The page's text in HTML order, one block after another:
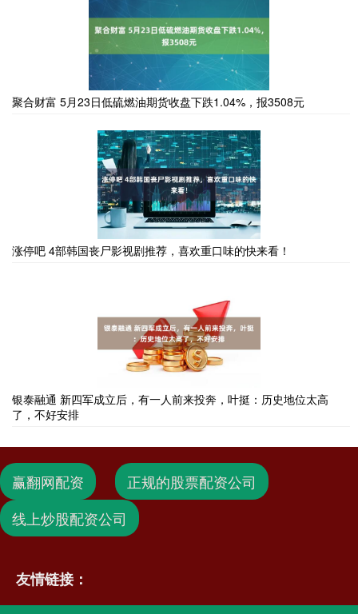
聚合财富 5月23日低硫燃油期货收盘下跌1.04%，报3508元
涨停吧 4部韩国丧尸影视剧推荐，喜欢重口味的快来看！
银泰融通 新四军成立后，有一人前来投奔，叶挺：历史地位太高
了，不好安排
赢翻网配资
正规的股票配资公司
线上炒股配资公司
友情链接：